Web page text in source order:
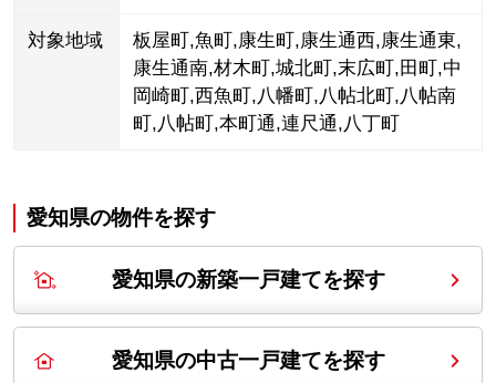
対象地域 板屋町 ,魚町 ,康生町 ,康生通西,康生通東,
康生通南,材木町 ,城北町 ,末広町 ,田町 ,中
岡崎町 ,西魚町 ,八幡町 ,八帖北町 ,八帖南
町 ,八帖町 ,本町通,連尺通,八丁町
愛知県の物件を探す
愛知県の新築一戸建てを探す
愛知県の中古一戸建てを探す